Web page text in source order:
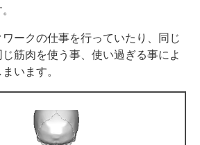
ークの仕事を行っていたり、同じ
筋肉を使う事、使い過ぎる事によ
います。